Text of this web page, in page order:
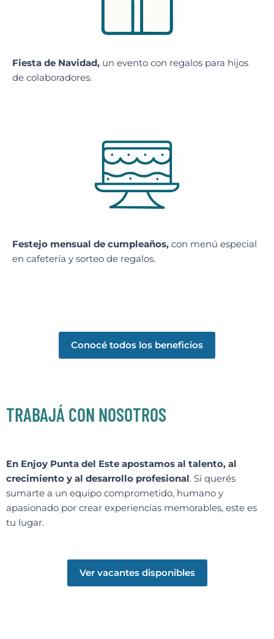
Fiesta de Navidad, un evento con regalos para hijos
de colaboradores.
Festejo mensual de cumpleaños, con menú especial
en cafetería y sorteo de regalos.
Conocé todos los beneficios
TRABAJÁ CON NOSOTROS
En Enjoy Punta del Este apostamos al talento, al
crecimiento y al desarrollo profesional . Si querés
sumarte a un equipo comprometido, humano y
apasionado por crear experiencias memorables, este es
tu lugar.
Ver vacantes disponibles